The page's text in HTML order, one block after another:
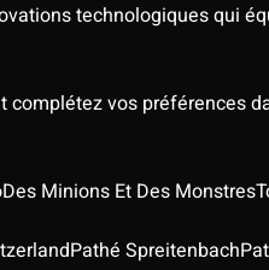
technologiques qui
complétez vos préférences
Des Minions Et Des Monstres
Pathé Spreitenbach